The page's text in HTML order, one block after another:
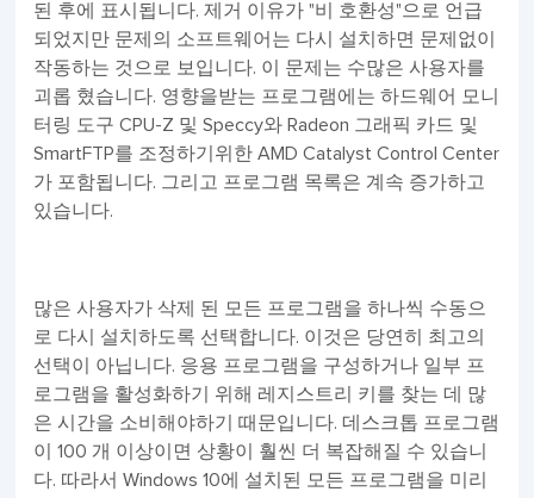
된 후에 표시됩니다. 제거 이유가 "비 호환성"으로 언급
되었지만 문제의 소프트웨어는 다시 설치하면 문제없이
작동하는 것으로 보입니다. 이 문제는 수많은 사용자를
괴롭 혔습니다. 영향을받는 프로그램에는 하드웨어 모니
터링 도구 CPU-Z 및 Speccy와 Radeon 그래픽 카드 및
SmartFTP를 조정하기위한 AMD Catalyst Control Center
가 포함됩니다. 그리고 프로그램 목록은 계속 증가하고
있습니다.
많은 사용자가 삭제 된 모든 프로그램을 하나씩 수동으
로 다시 설치하도록 선택합니다. 이것은 당연히 최고의
선택이 아닙니다. 응용 프로그램을 구성하거나 일부 프
로그램을 활성화하기 위해 레지스트리 키를 찾는 데 많
은 시간을 소비해야하기 때문입니다. 데스크톱 프로그램
이 100 개 이상이면 상황이 훨씬 더 복잡해질 수 있습니
다. 따라서 Windows 10에 설치된 모든 프로그램을 미리